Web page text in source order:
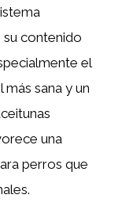
su contenido
el
sana y un
una
perros que